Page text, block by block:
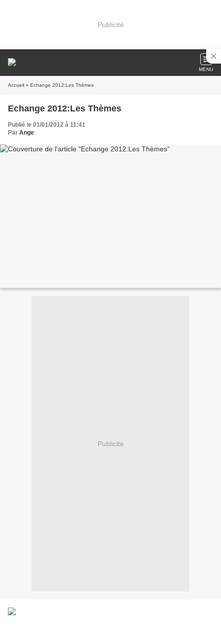
Publicité
MENU
Accueil » Echange 2012:Les Thèmes
Echange 2012:Les Thèmes
Publié le 01/01/2012 à 11:41
Par Ange
Publicité